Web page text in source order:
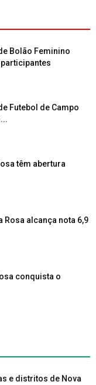
Bolão Feminino
Futebol de Campo
têm abertura
Rosa alcança nota 6,9
conquista o
e distritos de Nova